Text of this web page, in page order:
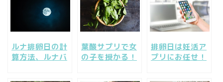
ルナ排卵日の計
算方法、ルナバ
葉酸サプリで女
の子を授かる！
排卵日は妊活ア
プリにお任せ！